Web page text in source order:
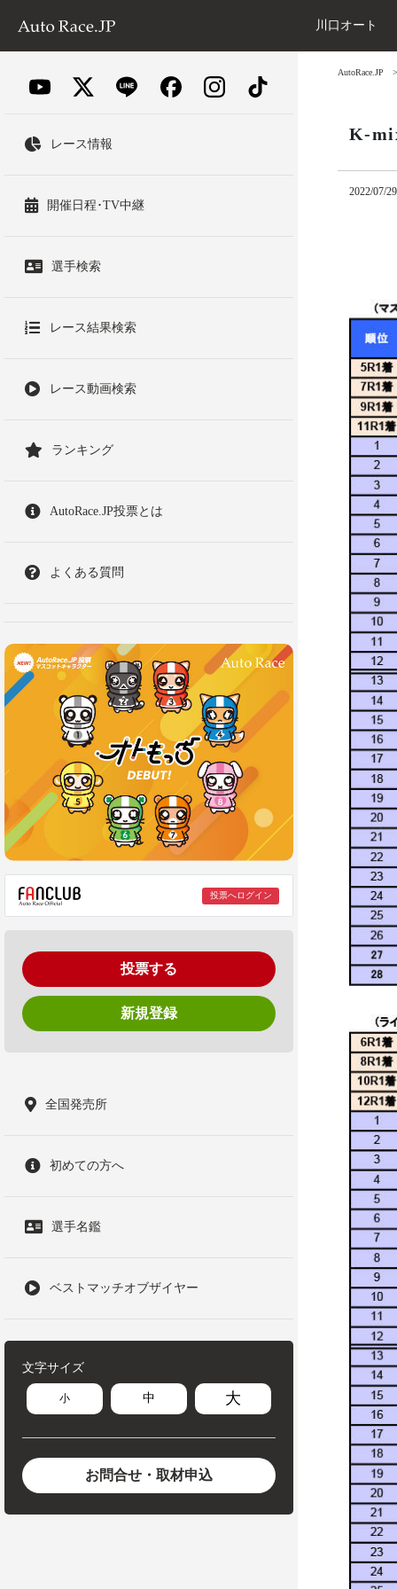
川口オート
レース情報
開催日程･TV中継
選手検索
レース結果検索
レース動画検索
ランキング
AutoRace.JP投票とは
よくある質問
投票へログイン
投票する
新規登録
全国発売所
初めての方へ
選手名鑑
ベストマッチオブザイヤー
文字サイズ
小 中 大
お問合せ・取材申込
AutoRace.JP
K-
2022/07/29